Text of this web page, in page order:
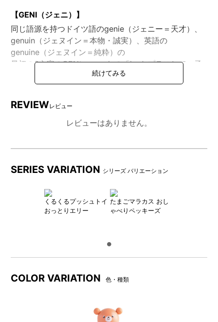
【GENI（ジェニ）】
同じ語源を持つドイツ語のgenie（ジェニー＝天才）、
genuin（ジェヌイン＝本物・誠実）、英語の
genuine（ジェヌイン＝純粋）の
最初の3文字のGENに、genieの「i」をプラスして、子
供らしいかわいい響きを表現しました。
シンプルな構成（＝純粋）、遊びぬかれた素材と優れた
加工（本物・誠実）が、子供の持つ天武の才能を見出す
という意味を込めています。
響く音色に大人も子どもも癒
ない遊び」。どの方向から力
を加えても、一度倒れた後に
REVIEWレビュー
レビューはありません。
SERIES VARIATION シリーズ バリエーション
くるくるプッシュトイ
おっとりエリー
たまごマラカス おし
ゃべりペッキーズ
COLOR VARIATION 色・種類